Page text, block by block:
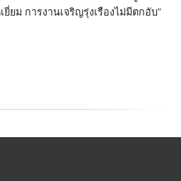
ยม การงานเจริญรุ่งเรืองไม่มีตกอับ”